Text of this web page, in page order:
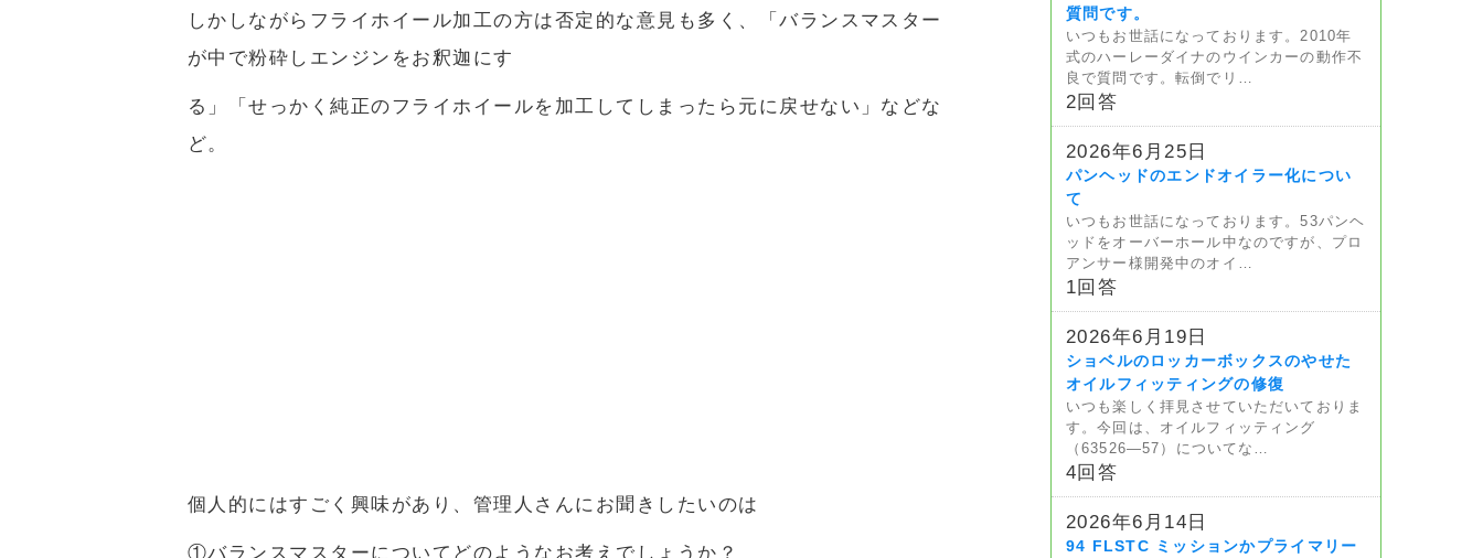
しかしながらフライホイール加工の方は否定的な意見も多く、「バランスマスター
が中で粉砕しエンジンをお釈迦にす
る」「せっかく純正のフライホイールを加工してしまったら元に戻せない」などな
ど。
個人的にはすごく興味があり、管理人さんにお聞きしたいのは
①バランスマスターについてどのようなお考えでしょうか？
質問です。
いつもお世話になっております。2010年
式のハーレーダイナのウインカーの動作不
良で質問です。転倒でリ…
2回答
2026年6月25日
パンヘッドのエンドオイラー化につい
て
いつもお世話になっております。53パンヘ
ッドをオーバーホール中なのですが、プロ
アンサー様開発中のオイ…
1回答
2026年6月19日
ショベルのロッカーボックスのやせた
オイルフィッティングの修復
いつも楽しく拝見させていただいておりま
す。今回は、オイルフィッティング
（63526—57）についてな…
4回答
2026年6月14日
94 FLSTC ミッションかプライマリー